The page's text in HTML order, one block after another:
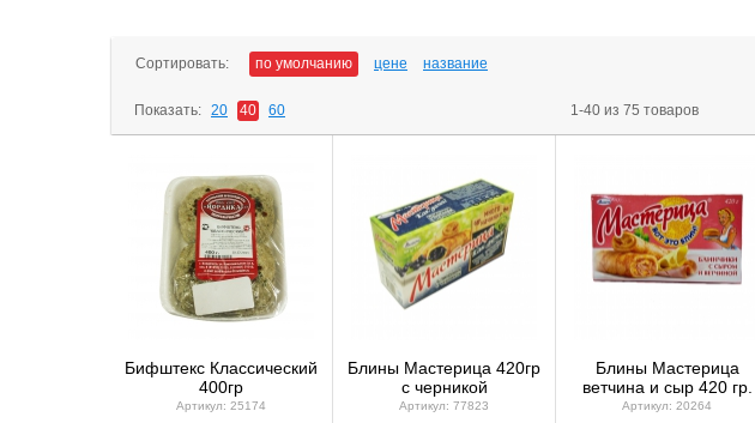
Сортировать: по умолчанию цене название
Показать: 20 40 60 1-40 из 75 товаров
Бифштекс Классический
400гр
Артикул: 25174
Блины Мастерица 420гр
с черникой
Артикул: 77823
Блины Мастерица
ветчина и сыр 420 гр.
Артикул: 20264